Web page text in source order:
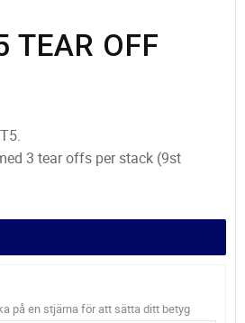
TEAR OFF
3 tear offs per stack (9st
på en stjärna för att sätta ditt betyg